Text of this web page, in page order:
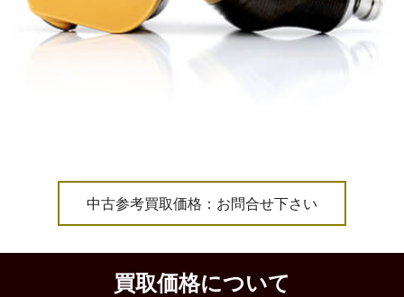
中古参考買取価格：お問合せ下さい
買取価格について